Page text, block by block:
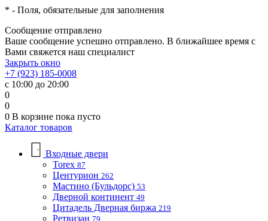
* - Поля, обязательные для заполнения
Сообщение отправлено
Ваше сообщение успешно отправлено. В ближайшее время с
Вами свяжется наш специалист
Закрыть окно
+7 (923) 185-0008
с 10:00 до 20:00
0
0
0 В корзине пока пусто
Каталог товаров
Входные двери
Torex 87
Центурион 262
Мастино (Бульдорс) 53
Дверной континент 49
Цитадель Дверная биржа 219
Ретвизан 79